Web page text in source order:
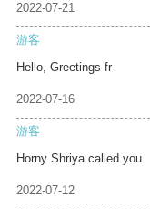
2022-07-21
游客
Hello, Greetings fr
2022-07-16
游客
Horny Shriya called you
2022-07-12